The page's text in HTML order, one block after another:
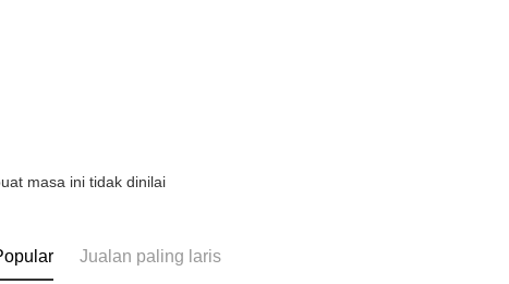
masa ini tidak dinilai
Jualan paling laris